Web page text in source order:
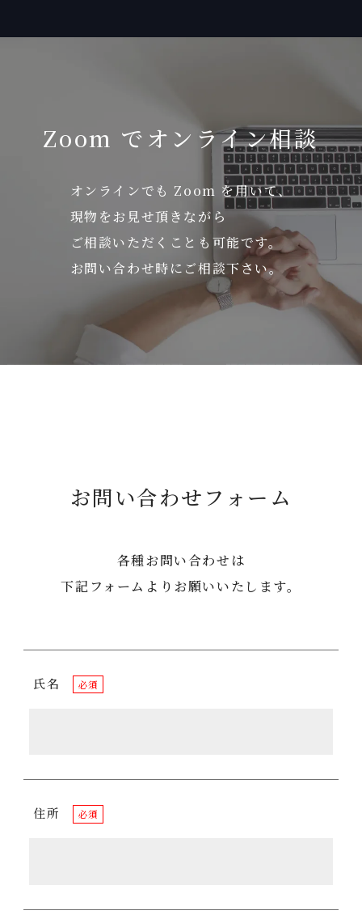
Zoom でオンライン相談
オンラインでも Zoom を用いて、
現物をお見せ頂きながら
ご相談いただくことも可能です。
お問い合わせ時にご相談下さい。
お問い合わせフォーム
各種お問い合わせは
下記フォームよりお願いいたします。
氏名 必須
住所 必須